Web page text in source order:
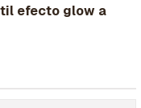
efecto glow a